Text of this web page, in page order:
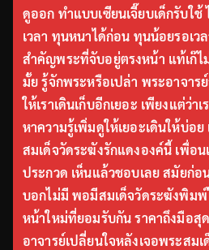
ดูออก ทำแบบเซียนเจี๊ยบเด็กรับใช้
เวลา ทุนหนาได้ก่อน ทุนน้อยรอเว
สำคัญพระที่จับอยู่ตรงหน้า แท้เก๊ไ
มั้ย รู้จักพระหรือเปล่า พระอาจา
ให้เราเดินเก็บอีกเยอะ เพียงแต่ว่า
หาความรู้เพิ่มดูให้เยอะเดินให้บ่อ
สมเด็จวัดระฆังรักแดงองค์นี้ เพื่อน
ประกวด เห็นแล้วชอบเลย สมัยก่อ
บอกไม่มี พอมีสมเด็จวัดระฆังพิม
หน้าใหม่ที่ยอมรับกัน ราคาถึงมือสุ
อาจารย์เปลี่ยนใจหลังเจอพระสม